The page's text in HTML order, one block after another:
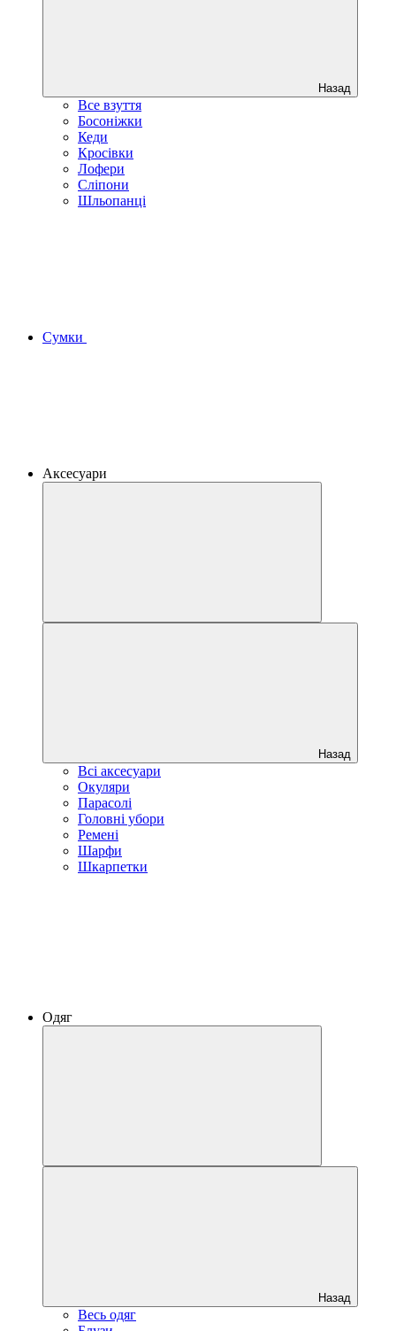
Назад
Все взуття
Босоніжки
Кеди
Кросівки
Лофери
Сліпони
Шльопанці
Сумки
Аксесуари
Назад
Всі аксесуари
Окуляри
Парасолі
Головні убори
Ремені
Шарфи
Шкарпетки
Одяг
Назад
Весь одяг